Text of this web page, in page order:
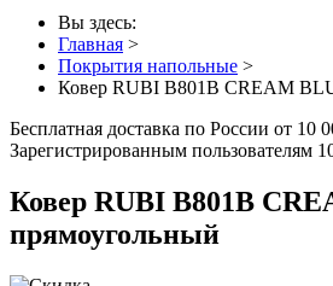
Вы здесь:
Главная >
Покрытия напольные >
Ковер RUBI B801B CREAM
Бесплатная доставка по России от 10
Зарегистрированным пользователям
Ковер RUBI B801B
прямоугольный